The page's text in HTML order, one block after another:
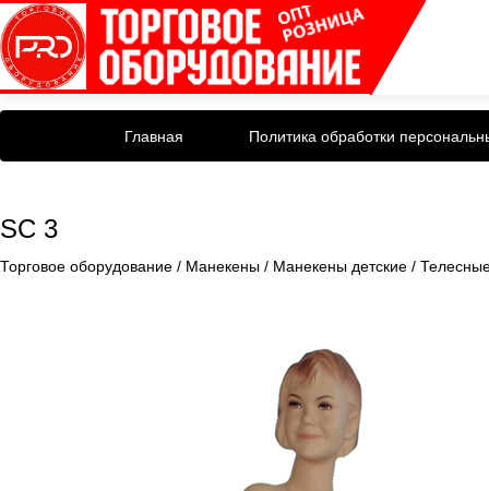
Главная Политика обработки
SC 3
Торговое оборудование / Манекены / Манекены детские /